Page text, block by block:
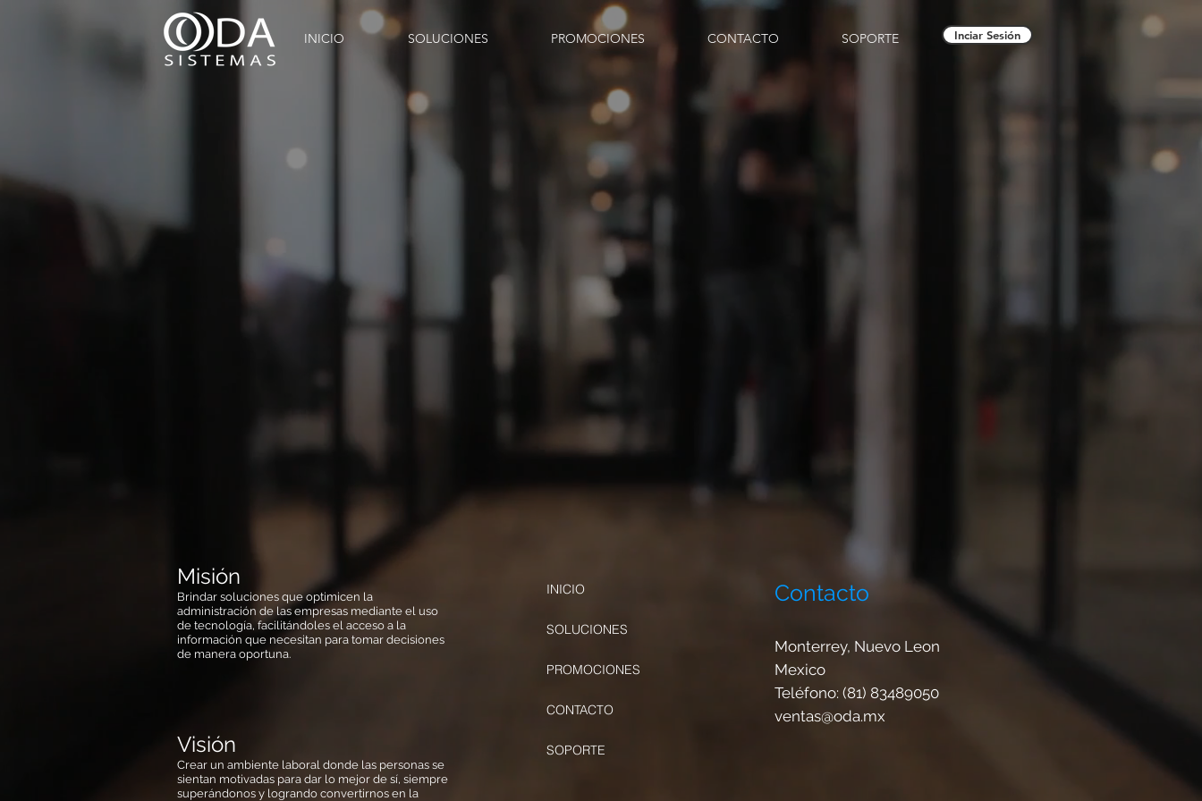
INICIO SOLUCIONES PROMOCIONES CONTACTO SOPORTE Inciar Sesión
Misión
Brindar soluciones que optimicen la
administración de las empresas mediante el uso
de tecnología, facilitándoles el acceso a la
información que necesitan para tomar decisiones
de manera oportuna.
Visión
Crear un ambiente laboral donde las personas se
sientan motivadas para dar lo mejor de sí, siempre
superándonos y logrando convertirnos en la
INICIO
SOLUCIONES
PROMOCIONES
CONTACTO
SOPORTE
Contacto
Monterrey, Nuevo Leon
Mexico
Teléfono: (81) 83489050
ventas@oda.mx